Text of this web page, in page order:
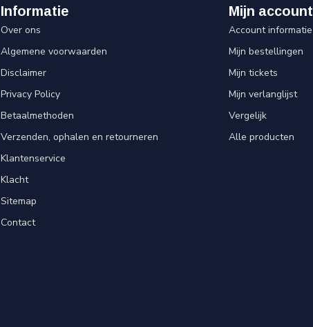
Informatie
Over ons
Algemene voorwaarden
Disclaimer
Privacy Policy
Betaalmethoden
Verzenden, ophalen en retourneren
Klantenservice
Klacht
Sitemap
Contact
Mijn account
Account informatie
Mijn bestellingen
Mijn tickets
Mijn verlanglijst
Vergelijk
Alle producten